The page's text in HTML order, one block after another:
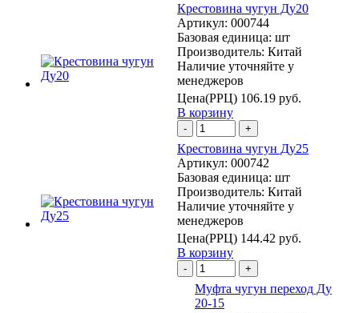
Крестовина чугун Ду20
Артикул: 000744
Базовая единица: шт
Производитель: Китай
Наличие уточняйте у
менеджеров
Цена(РРЦ) 106.19 руб.
В корзину
- +
Крестовина чугун Ду25
Артикул: 000742
Базовая единица: шт
Производитель: Китай
Наличие уточняйте у
менеджеров
Цена(РРЦ) 144.42 руб.
В корзину
- +
Муфта чугун переход Ду
20-15